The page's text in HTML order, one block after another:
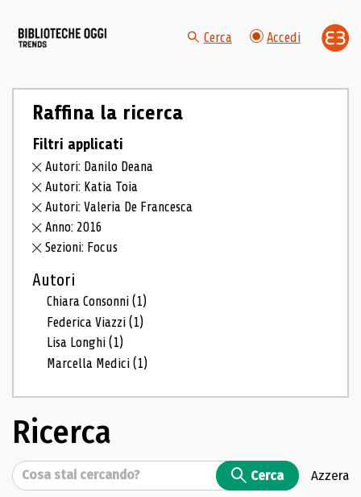
Cerca Accedi
Raffina la ricerca
Filtri applicati
Autori: Danilo Deana
Autori: Katia Toia
Autori: Valeria De Francesca
Anno: 2016
Sezioni: Focus
Autori
Chiara Consonni(1)
Federica Viazzi(1)
Lisa Longhi(1)
Marcella Medici(1)
Ricerca
Cerca Cerca Azzera